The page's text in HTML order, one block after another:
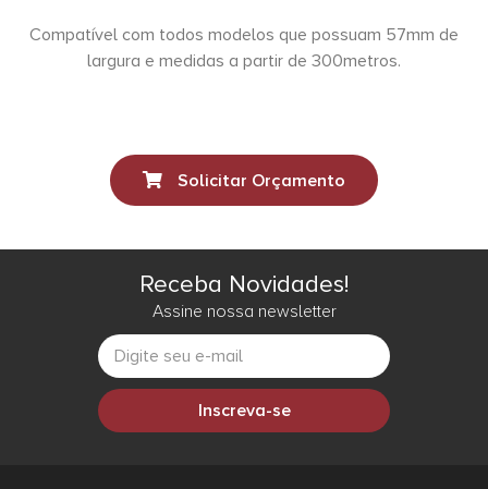
Compatível com todos modelos que possuam 57mm de
largura e medidas a partir de 300metros.
Solicitar Orçamento
Receba Novidades!
Assine nossa newsletter
Inscreva-se